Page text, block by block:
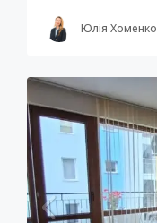
Юлія Хоменко